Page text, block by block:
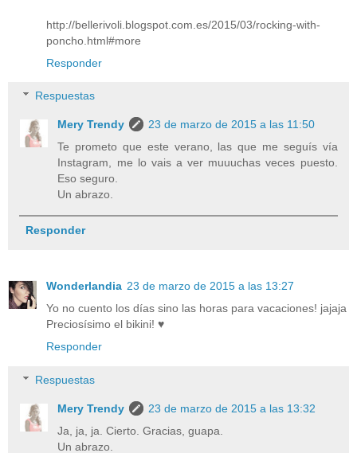
http://bellerivoli.blogspot.com.es/2015/03/rocking-with-
poncho.html#more
Responder
Respuestas
Mery Trendy
23 de marzo de 2015 a las 11:50
Te prometo que este verano, las que me seguís vía
Instagram, me lo vais a ver muuuchas veces puesto.
Eso seguro.
Un abrazo.
Responder
Wonderlandia 23 de marzo de 2015 a las 13:27
Yo no cuento los días sino las horas para vacaciones! jajaja
Preciosísimo el bikini! ♥
Responder
Respuestas
Mery Trendy
23 de marzo de 2015 a las 13:32
Ja, ja, ja. Cierto. Gracias, guapa.
Un abrazo.